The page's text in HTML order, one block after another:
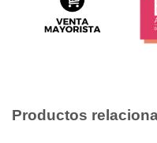
Productos